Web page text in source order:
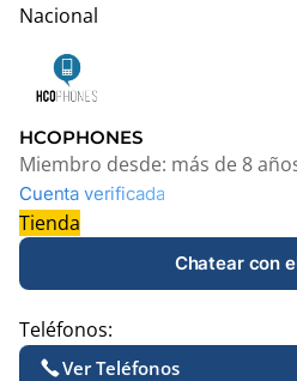
Nacional
+
−
HCOPHONES
Miembro desde: más de 8
Cuenta verificada
Tienda
Chatear con
Teléfonos:
Ver Teléfonos